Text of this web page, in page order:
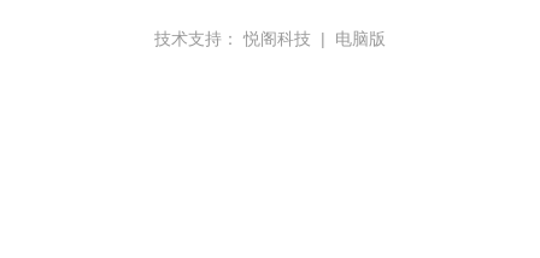
技术支持：悦阁科技 | 电脑版